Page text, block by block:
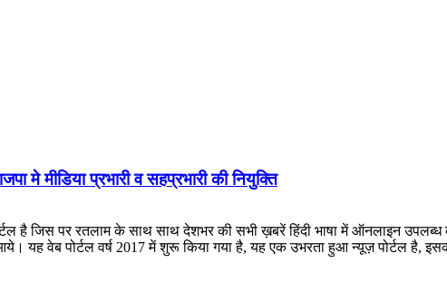
मे मीडिया प्रभारी व सहप्रभारी की नियुक्ति
जिस पर रतलाम के साथ साथ देशभर की सभी ख़बरें हिंदी भाषा में ऑनलाइन उपलब्ध
वेब पोर्टल वर्ष 2017 में शुरू किया गया है, यह एक उभरता हुआ न्यूज़ पोर्टल है,